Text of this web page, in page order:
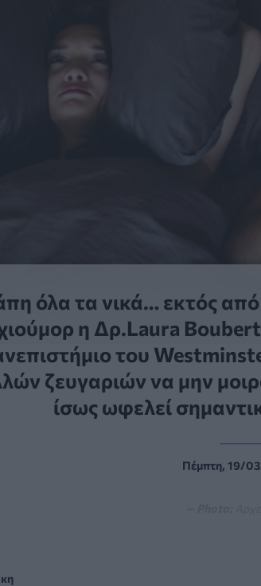
όλα τα νικά… εκτός
η Δρ.Laura
του
ζευγαριών να μην
ίσως ωφελεί
Πέμπτη, 19/